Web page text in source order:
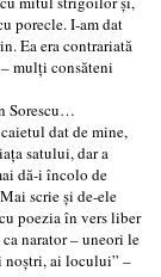
porecle. I-am dat
Ea era contrariată
mulţi consăteni
Sorescu…
dat de mine,
satului, dar a
dă-i încolo de
scrie şi de-ele
poezia în vers liber
narator – uneori le
noştri, ai locului” –